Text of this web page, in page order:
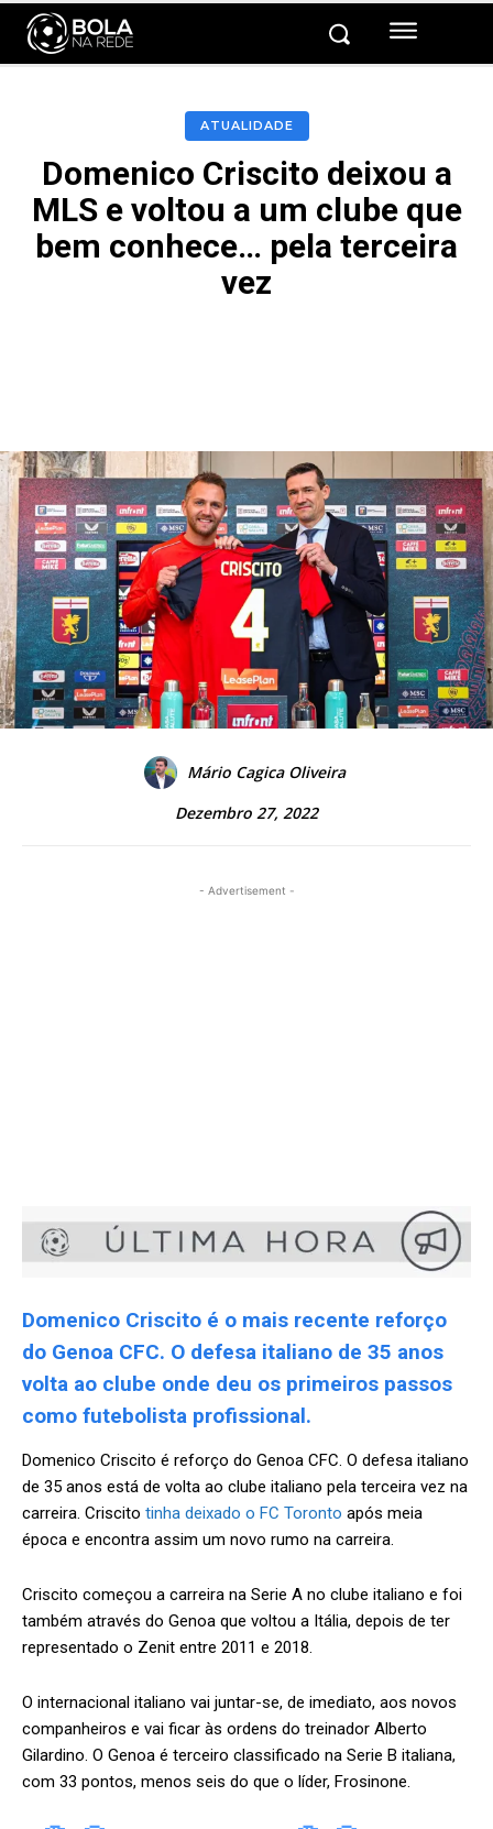
ATUALIDADE
Domenico Criscito deixou a
MLS e voltou a um clube que
bem conhece… pela terceira
vez
Mário Cagica Oliveira
Dezembro 27, 2022
- Advertisement -
Domenico Criscito é o mais recente reforço
do Genoa CFC. O defesa italiano de 35 anos
volta ao clube onde deu os primeiros passos
como futebolista profissional.
Domenico Criscito é reforço do Genoa CFC. O defesa italiano
de 35 anos está de volta ao clube italiano pela terceira vez na
carreira. Criscito tinha deixado o FC Toronto após meia
época e encontra assim um novo rumo na carreira.
Criscito começou a carreira na Serie A no clube italiano e foi
também através do Genoa que voltou a Itália, depois de ter
representado o Zenit entre 2011 e 2018.
O internacional italiano vai juntar-se, de imediato, aos novos
companheiros e vai ficar às ordens do treinador Alberto
Gilardino. O Genoa é terceiro classificado na Serie B italiana,
com 33 pontos, menos seis do que o líder, Frosinone.